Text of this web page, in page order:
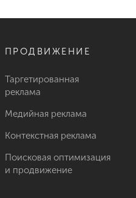
ПРОДВИЖЕНИЕ
Таргетированная
реклама
Медийная реклама
Контекстная реклама
Поисковая оптимизация
и продвижение